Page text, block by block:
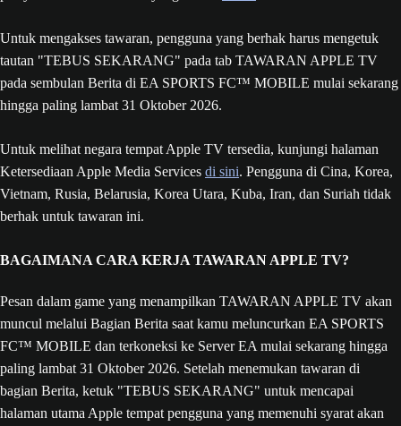
Untuk mengakses tawaran, pengguna yang berhak harus mengetuk
tautan "TEBUS SEKARANG" pada tab TAWARAN APPLE TV
pada sembulan Berita di EA SPORTS FC™ MOBILE mulai sekarang
hingga paling lambat 31 Oktober 2026.
Untuk melihat negara tempat Apple TV tersedia, kunjungi halaman
Ketersediaan Apple Media Services di sini. Pengguna di Cina, Korea,
Vietnam, Rusia, Belarusia, Korea Utara, Kuba, Iran, dan Suriah tidak
berhak untuk tawaran ini.
BAGAIMANA CARA KERJA TAWARAN APPLE TV?
Pesan dalam game yang menampilkan TAWARAN APPLE TV akan
muncul melalui Bagian Berita saat kamu meluncurkan EA SPORTS
FC™ MOBILE dan terkoneksi ke Server EA mulai sekarang hingga
paling lambat 31 Oktober 2026. Setelah menemukan tawaran di
bagian Berita, ketuk "TEBUS SEKARANG" untuk mencapai
halaman utama Apple tempat pengguna yang memenuhi syarat akan